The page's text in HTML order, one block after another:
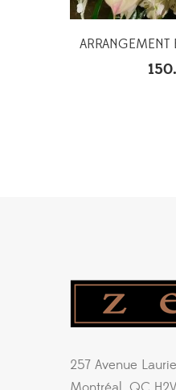
ARRANGEMENT
257 Avenue